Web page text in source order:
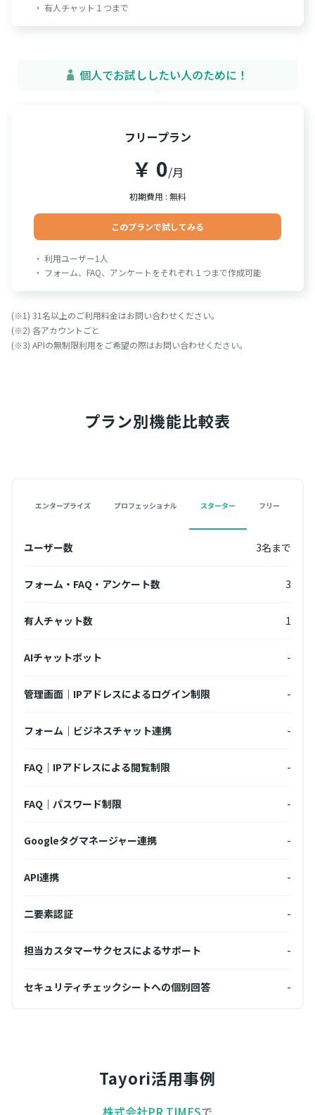
・ 有人チャット１つまで
個人でお試ししたい人のために！
フリープラン
￥ 0/月
初期費用 : 無料
このプランで試してみる
・ 利用ユーザー1人
・ フォーム、FAQ、アンケートをそれぞれ１つまで作成可能
(※1) 31名以上のご利用料金はお問い合わせください。
(※2) 各アカウントごと
(※3) APIの無制限利用をご希望の際はお問い合わせください。
プラン別機能比較表
エンタープライズ プロフェッショナル スターター フリー
ユーザー数 3名まで
フォーム・FAQ・アンケート数 3
有人チャット数 1
AIチャットボット -
管理画面｜IPアドレスによるログイン制限 -
フォーム｜ビジネスチャット連携 -
FAQ｜IPアドレスによる閲覧制限 -
FAQ｜パスワード制限 -
Googleタグマネージャー連携 -
API連携 -
二要素認証 -
担当カスタマーサクセスによるサポート -
セキュリティチェックシートへの個別回答 -
Tayori活用事例
株式会社PR TIMESで